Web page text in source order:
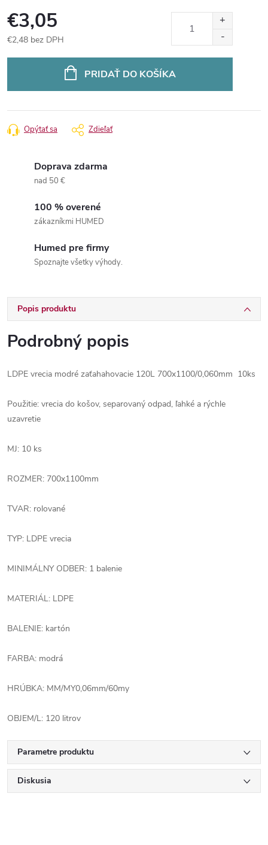
€3,05
€2,48 bez DPH
PRIDAŤ DO KOŠÍKA
Opýtať sa Zdieľať
Doprava zdarma
nad 50 €
100 % overené
zákazníkmi HUMED
Humed pre firmy
Spoznajte všetky výhody.
Popis produktu
Podrobný popis
LDPE vrecia modré zaťahahovacie 120L 700x1100/0,060mm 10ks
Použitie: vrecia do košov, separovaný odpad, ľahké a rýchle
uzavretie
MJ: 10 ks
ROZMER: 700x1100mm
TVAR: rolované
TYP: LDPE vrecia
MINIMÁLNY ODBER: 1 balenie
MATERIÁL: LDPE
BALENIE: kartón
FARBA: modrá
HRÚBKA: MM/MY0,06mm/60my
OBJEM/L: 120 litrov
Parametre produktu
Diskusia